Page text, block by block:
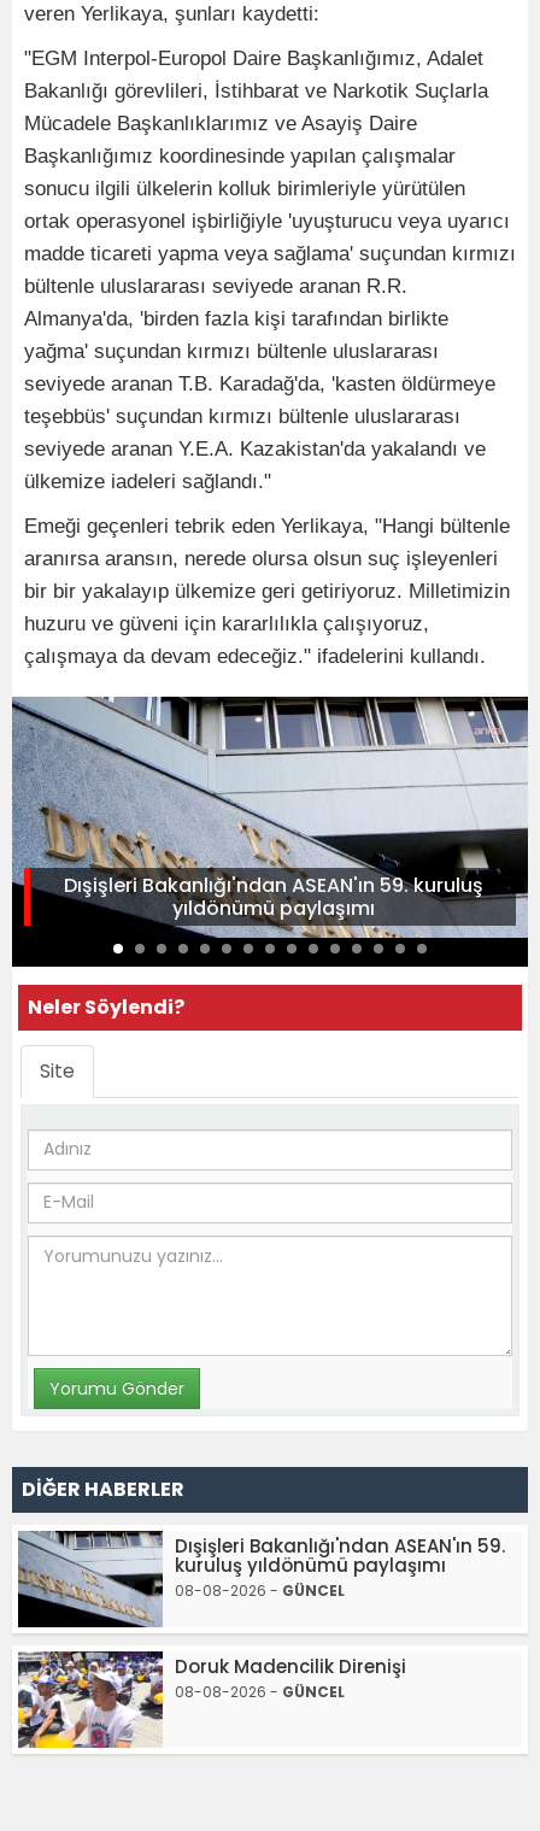
veren Yerlikaya, şunları kaydetti:
"EGM Interpol-Europol Daire Başkanlığımız, Adalet
Bakanlığı görevlileri, İstihbarat ve Narkotik Suçlarla
Mücadele Başkanlıklarımız ve Asayiş Daire
Başkanlığımız koordinesinde yapılan çalışmalar
sonucu ilgili ülkelerin kolluk birimleriyle yürütülen
ortak operasyonel işbirliğiyle 'uyuşturucu veya uyarıcı
madde ticareti yapma veya sağlama' suçundan kırmızı
bültenle uluslararası seviyede aranan R.R.
Almanya'da, 'birden fazla kişi tarafından birlikte
yağma' suçundan kırmızı bültenle uluslararası
seviyede aranan T.B. Karadağ'da, 'kasten öldürmeye
teşebbüs' suçundan kırmızı bültenle uluslararası
seviyede aranan Y.E.A. Kazakistan'da yakalandı ve
ülkemize iadeleri sağlandı."
Emeği geçenleri tebrik eden Yerlikaya, "Hangi bültenle
aranırsa aransın, nerede olursa olsun suç işleyenleri
bir bir yakalayıp ülkemize geri getiriyoruz. Milletimizin
huzuru ve güveni için kararlılıkla çalışıyoruz,
çalışmaya da devam edeceğiz." ifadelerini kullandı.
Dışişleri Bakanlığı'ndan ASEAN'ın 59. kuruluş
yıldönümü paylaşımı
Neler Söylendi?
Site
DİĞER HABERLER
Dışişleri Bakanlığı'ndan ASEAN'ın 59.
kuruluş yıldönümü paylaşımı
08-08-2026 - GÜNCEL
Doruk Madencilik Direnişi
08-08-2026 - GÜNCEL